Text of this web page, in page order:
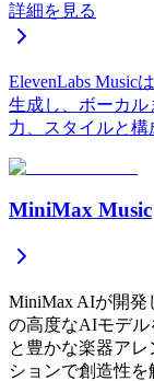
詳細を見る
ElevenLabs Music
生成し、ボーカル
力、スタイルと構
MiniMax Music
MiniMax AIが開発
の高度なAIモデ
と豊かな楽器ア
ションで創造性を